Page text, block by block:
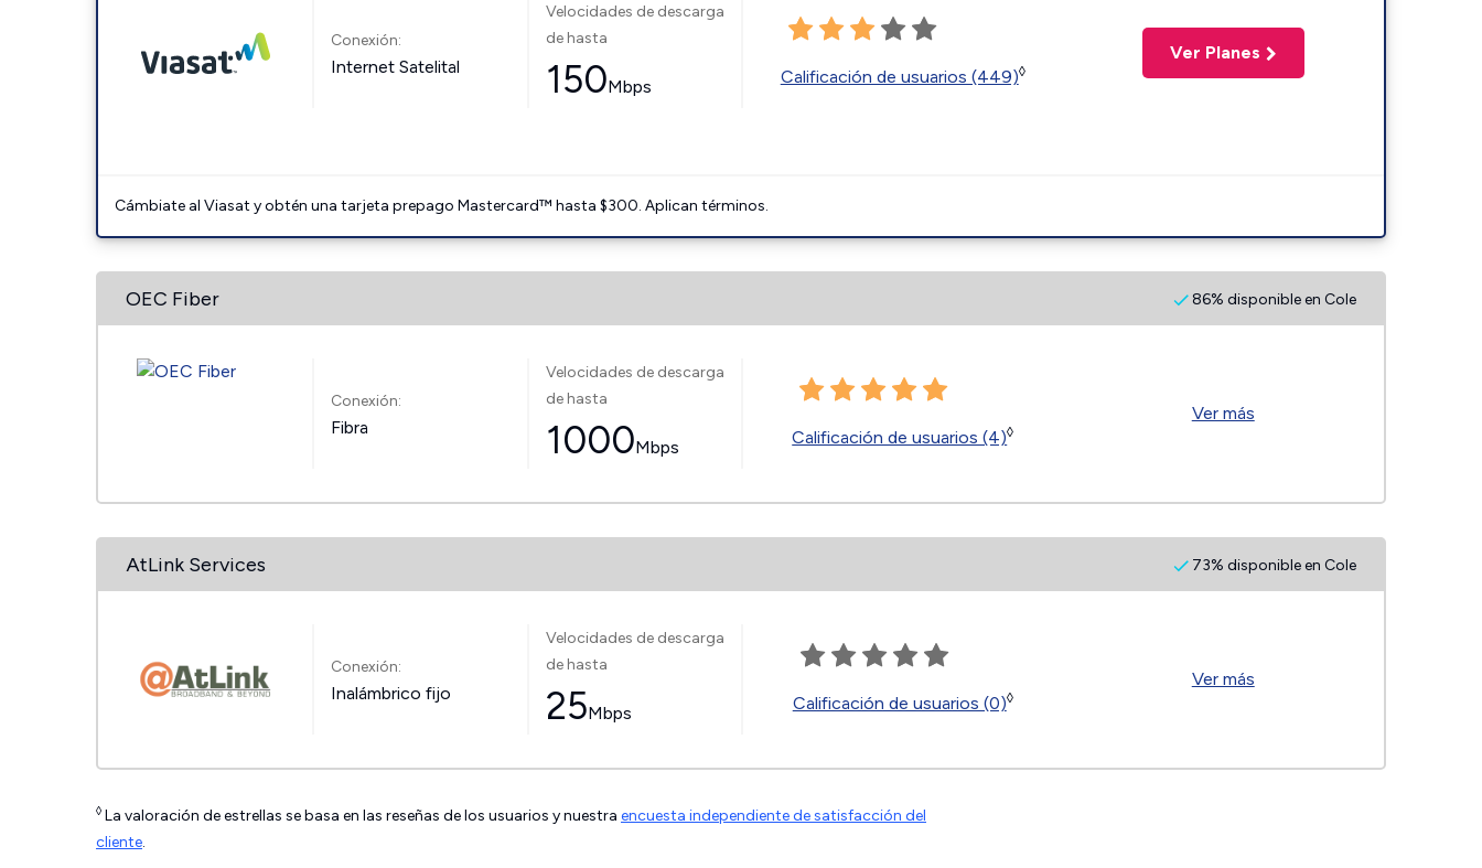
Conexión:
Internet Satelital
Velocidades de descarga
de hasta
150Mbps Calificación de usuarios (449)◊
Ver Planes
Cámbiate al Viasat y obtén una tarjeta prepago Mastercard™ hasta $300. Aplican términos.
OEC Fiber 86% disponible en Cole
Conexión:
Fibra
Velocidades de descarga
de hasta
1000Mbps Calificación de usuarios (4)◊
Ver más
AtLink Services 73% disponible en Cole
Conexión:
Inalámbrico fijo
Velocidades de descarga
de hasta
25Mbps Calificación de usuarios (0)◊
Ver más
◊ La valoración de estrellas se basa en las reseñas de los usuarios y nuestra encuesta independiente de satisfacción del
cliente.